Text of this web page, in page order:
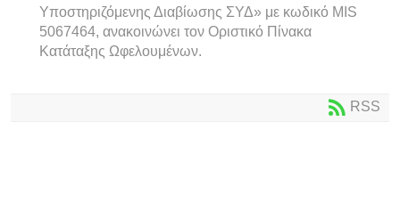
Υποστηριζόμενης Διαβίωσης ΣΥΔ» με κωδικό MIS
5067464, ανακοινώνει τον Οριστικό Πίνακα
Κατάταξης Ωφελουμένων.
RSS